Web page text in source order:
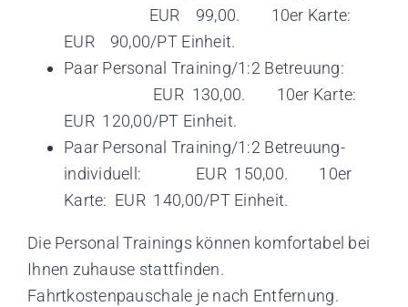
EUR 99,00. 10er Karte:
EUR 90,00/PT Einheit.
Paar Personal Training/1:2 Betreuung:
EUR 130,00. 10er Karte:
EUR 120,00/PT Einheit.
Paar Personal Training/1:2 Betreuung-
individuell: EUR 150,00. 10er
Karte: EUR 140,00/PT Einheit.
Die Personal Trainings können komfortabel bei
Ihnen zuhause stattfinden.
Fahrtkostenpauschale je nach Entfernung.